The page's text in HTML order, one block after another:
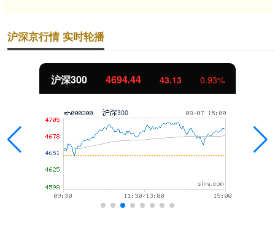
沪深京行情 实时轮播
沪深300 4694.44 43.13 0.93%